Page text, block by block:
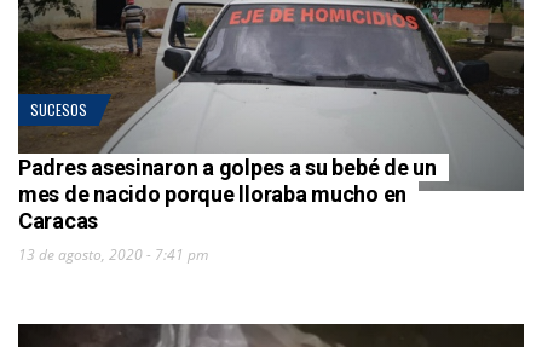
SUCESOS
Padres asesinaron a golpes a su bebé de un
mes de nacido porque lloraba mucho en
Caracas
13 de agosto, 2020 - 7:41 pm